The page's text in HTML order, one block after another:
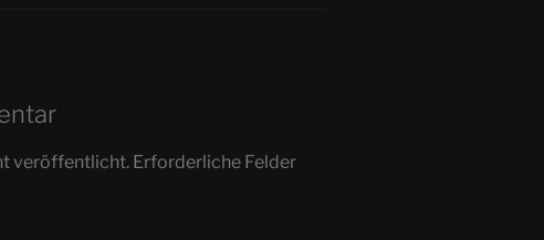
veröffentlicht. Erforderliche Felder